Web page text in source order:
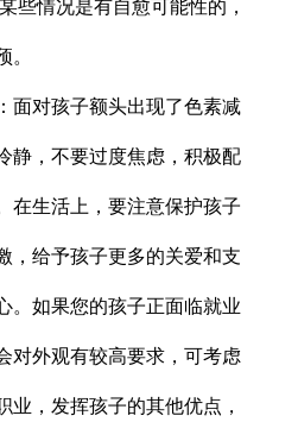
些情况是有自愈可能性的，
。
面对孩子额头出现了色素减
静，不要过度焦虑，积极配
在生活上，要注意保护孩子
，给予孩子更多的关爱和支
。如果您的孩子正面临就业
对外观有较高要求，可考虑
业，发挥孩子的其他优点，